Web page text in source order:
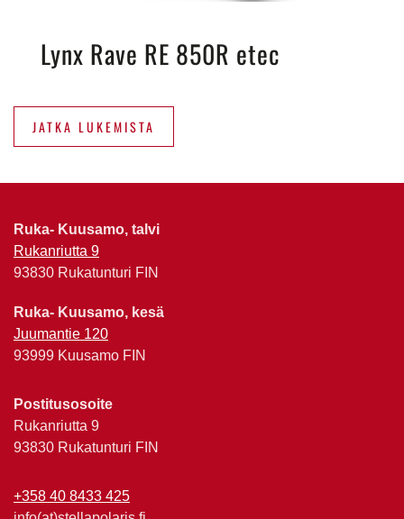
Lynx Rave RE 850R etec
JATKA LUKEMISTA
Ruka- Kuusamo, talvi
Rukanriutta 9
93830 Rukatunturi FIN
Ruka- Kuusamo, kesä
Juumantie 120
93999 Kuusamo FIN
Postitusosoite
Rukanriutta 9
93830 Rukatunturi FIN
+358 40 8433 425